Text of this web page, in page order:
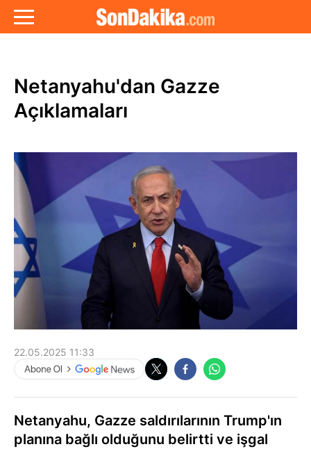
Netanyahu'dan Gazze
Açıklamaları
22.05.2025 11:33
Netanyahu, Gazze saldırılarının Trump'ın
planına bağlı olduğunu belirtti ve işgal